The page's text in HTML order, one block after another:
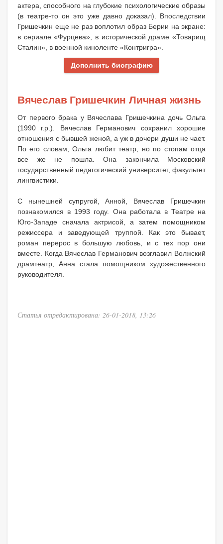
актера, способного на глубокие психологические образы
(в театре-то он это уже давно доказал). Впоследствии
Гришечкин еще не раз воплотил образ Берии на экране:
в сериале «Фурцева», в исторической драме «Товарищ
Сталин», в военной киноленте «Контригра».
Дополнить биографию
Вячеслав Гришечкин Личная жизнь
От первого брака у Вячеслава Гришечкина дочь Ольга
(1990 г.р.). Вячеслав Германович сохранил хорошие
отношения с бывшей женой, а уж в дочери души не чает.
По его словам, Ольга любит театр, но по стопам отца
все же не пошла. Она закончила Московский
государственный педагогический университет, факультет
лингвистики.
С нынешней супругой, Анной, Вячеслав Гришечкин
познакомился в 1993 году. Она работала в Театре на
Юго-Западе сначала актрисой, а затем помощником
режиссера и заведующей труппой. Как это бывает,
роман перерос в большую любовь, и с тех пор они
вместе. Когда Вячеслав Германович возглавил Волжский
драмтеатр, Анна стала помощником художественного
руководителя.
Статья отредактирована: 26-01-2018, 13:26